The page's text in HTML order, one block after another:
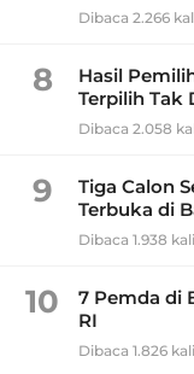
Dibaca 2.266
8
Hasil
Terpilih Tak
Dibaca 2.058
9
Tiga Calon
Terbuka di
Dibaca 1.938 kali
10
7 Pemda di
RI
Dibaca 1.826 kali